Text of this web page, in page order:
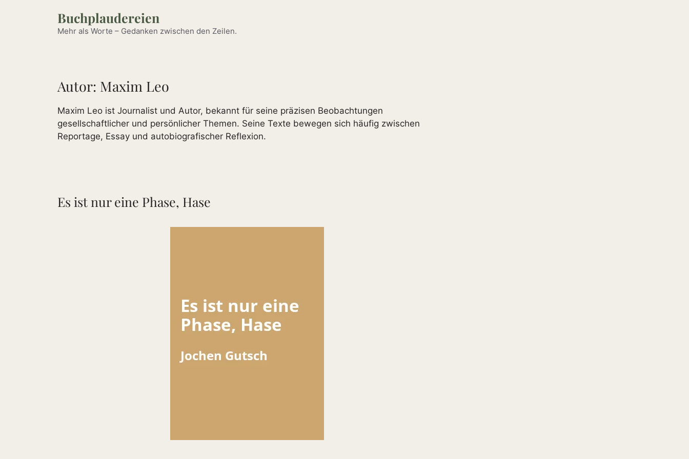
Buchplaudereien
Mehr als Worte – Gedanken zwischen den Zeilen.
Autor: Maxim Leo
Maxim Leo ist Journalist und Autor, bekannt für seine präzisen Beobachtungen
gesellschaftlicher und persönlicher Themen. Seine Texte bewegen sich häufig zwischen
Reportage, Essay und autobiografischer Reflexion.
Es ist nur eine Phase, Hase